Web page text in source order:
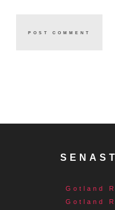
Gotland
Gotland